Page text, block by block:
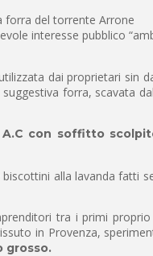
forra del torrente Arrone
interesse pubblico
dai proprietari sin
forra, scavata
con soffitto
alla lavanda fatti
tra i primi proprio
in Provenza,
grosso.